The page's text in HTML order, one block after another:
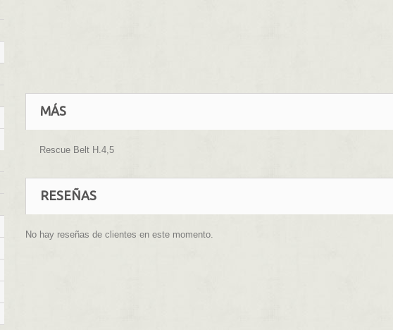
MÁS
Rescue Belt H.4,5
RESEÑAS
No hay reseñas de clientes en este momento.